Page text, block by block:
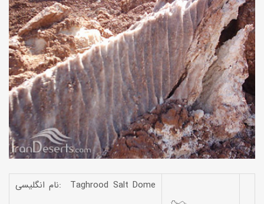
نام انگلیسی: Taghrood Salt Dome